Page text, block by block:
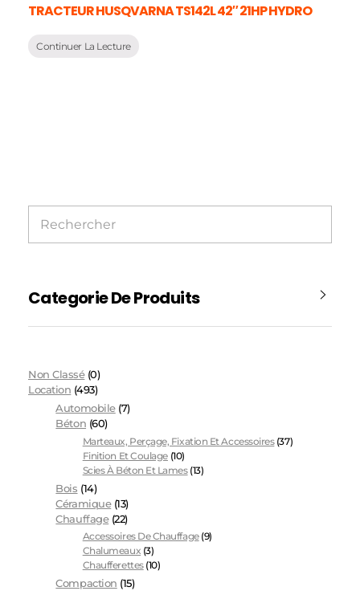
TRACTEUR HUSQVARNA TS142L 42″ 21HP HYDRO
Continuer La Lecture
Categorie De Produits
Non Classé (0)
Location (493)
Automobile (7)
Béton (60)
Marteaux, Perçage, Fixation Et Accessoires (37)
Finition Et Coulage (10)
Scies À Béton Et Lames (13)
Bois (14)
Céramique (13)
Chauffage (22)
Accessoires De Chauffage (9)
Chalumeaux (3)
Chaufferettes (10)
Compaction (15)